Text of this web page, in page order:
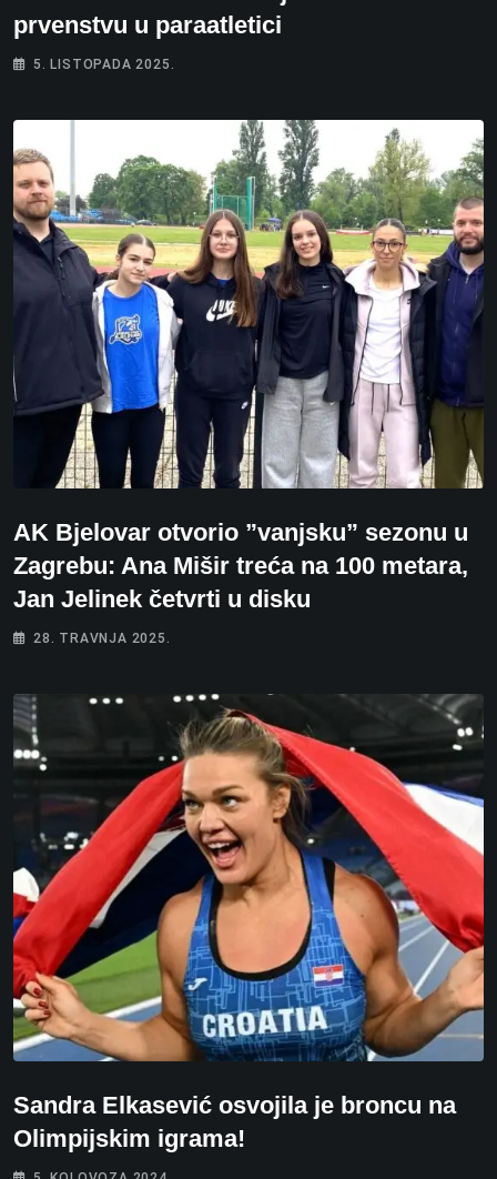
prvenstvu u paraatletici
5. LISTOPADA 2025.
AK Bjelovar otvorio ”vanjsku” sezonu u
Zagrebu: Ana Mišir treća na 100 metara,
Jan Jelinek četvrti u disku
28. TRAVNJA 2025.
Sandra Elkasević osvojila je broncu na
Olimpijskim igrama!